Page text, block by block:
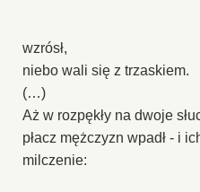
wzrósł,
niebo wali się z trzaskiem.
(…)
Aż w rozpękły na dwoje
płacz mężczyzn wpadł - i
milczenie: